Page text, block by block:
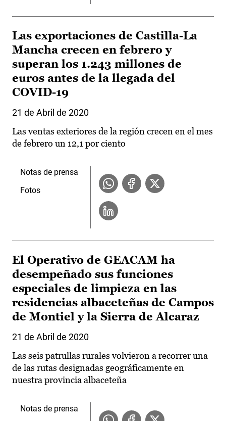
Las exportaciones de Castilla-La
Mancha crecen en febrero y
superan los 1.243 millones de
euros antes de la llegada del
COVID-19
21 de Abril de 2020
Las ventas exteriores de la región crecen en el mes
de febrero un 12,1 por ciento
Notas de prensa
Fotos
El Operativo de GEACAM ha
desempeñado sus funciones
especiales de limpieza en las
residencias albaceteñas de Campos
de Montiel y la Sierra de Alcaraz
21 de Abril de 2020
Las seis patrullas rurales volvieron a recorrer una
de las rutas designadas geográficamente en
nuestra provincia albaceteña
Notas de prensa